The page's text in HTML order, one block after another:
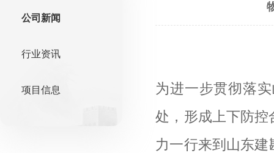
公司新闻
行业资讯
项目信息
为进一步贯彻落
处，形成上下防控
力一行来到山东